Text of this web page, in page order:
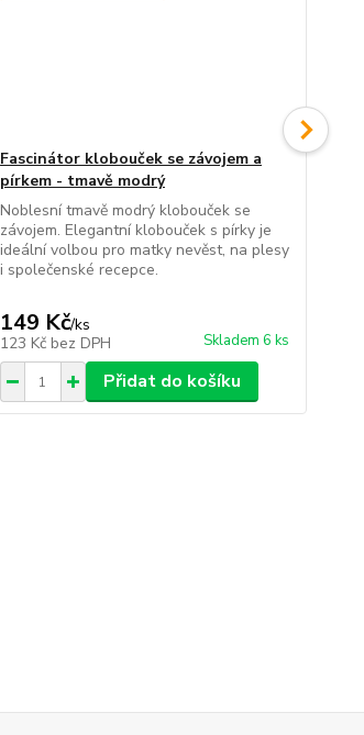
Fascinátor klobouček se závojem a
pírkem - tmavě modrý
Noblesní tmavě modrý klobouček se
závojem. Elegantní klobouček s pírky je
ideální volbou pro matky nevěst, na plesy
i společenské recepce.
149 Kč/ks
123 Kč bez DPH Skladem 6 ks
Přidat do košíku